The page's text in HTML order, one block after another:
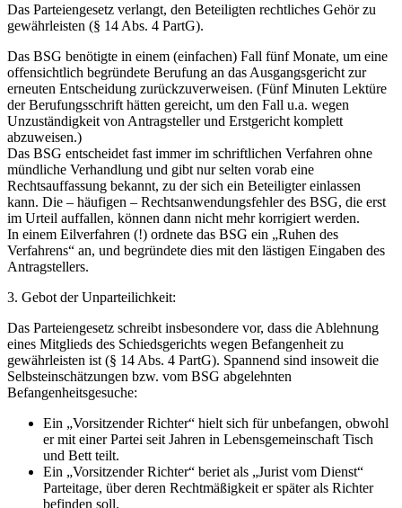
Das Parteiengesetz verlangt, den Beteiligten rechtliches Gehör zu
gewährleisten (§ 14 Abs. 4 PartG).
Das BSG benötigte in einem (einfachen) Fall fünf Monate, um eine
offensichtlich begründete Berufung an das Ausgangsgericht zur
erneuten Entscheidung zurückzuverweisen. (Fünf Minuten Lektüre
der Berufungsschrift hätten gereicht, um den Fall u.a. wegen
Unzuständigkeit von Antragsteller und Erstgericht komplett
abzuweisen.)
Das BSG entscheidet fast immer im schriftlichen Verfahren ohne
mündliche Verhandlung und gibt nur selten vorab eine
Rechtsauffassung bekannt, zu der sich ein Beteiligter einlassen
kann. Die – häufigen – Rechtsanwendungsfehler des BSG, die erst
im Urteil auffallen, können dann nicht mehr korrigiert werden.
In einem Eilverfahren (!) ordnete das BSG ein „Ruhen des
Verfahrens“ an, und begründete dies mit den lästigen Eingaben des
Antragstellers.
3. Gebot der Unparteilichkeit:
Das Parteiengesetz schreibt insbesondere vor, dass die Ablehnung
eines Mitglieds des Schiedsgerichts wegen Befangenheit zu
gewährleisten ist (§ 14 Abs. 4 PartG). Spannend sind insoweit die
Selbsteinschätzungen bzw. vom BSG abgelehnten
Befangenheitsgesuche:
Ein „Vorsitzender Richter“ hielt sich für unbefangen, obwohl
er mit einer Partei seit Jahren in Lebensgemeinschaft Tisch
und Bett teilt.
Ein „Vorsitzender Richter“ beriet als „Jurist vom Dienst“
Parteitage, über deren Rechtmäßigkeit er später als Richter
befinden soll.